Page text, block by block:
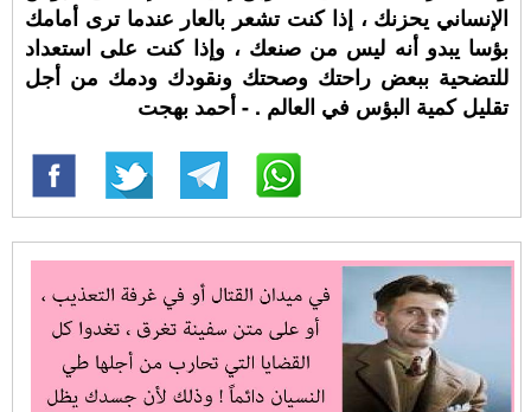
الإنساني يحزنك ، إذا كنت تشعر بالعار عندما ترى أمامك
بؤسا يبدو أنه ليس من صنعك ، وإذا كنت على استعداد
للتضحية ببعض راحتك وصحتك ونقودك ودمك من أجل
تقليل كمية البؤس في العالم . - أحمد بهجت